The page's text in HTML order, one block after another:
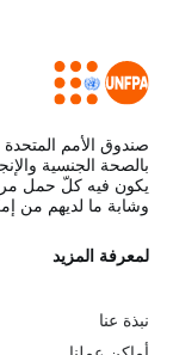
صندوق الأمم المتحدة
بالصحة الجنسية
يكون فيه كلّ حمل
وشابة ما لديهم من
L
e
لمعرفة المزيد
نبذة عنا